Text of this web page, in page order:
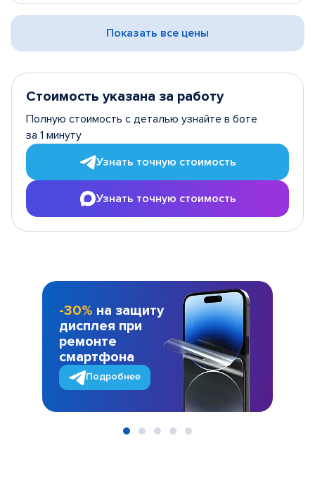
Показать все цены
Стоимость указана за работу
Полную стоимость с деталью узнайте в боте
за 1 минуту
Узнать точную стоимость
Узнать точную стоимость
-30% на защиту
дисплея при
ремонте
смартфона
Подробнее